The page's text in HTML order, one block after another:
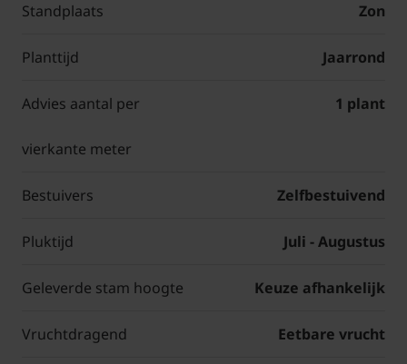
Standplaats Zon
Planttijd Jaarrond
Advies aantal per
vierkante meter
1 plant
Bestuivers Zelfbestuivend
Pluktijd Juli - Augustus
Geleverde stam hoogte Keuze afhankelijk
Vruchtdragend Eetbare vrucht